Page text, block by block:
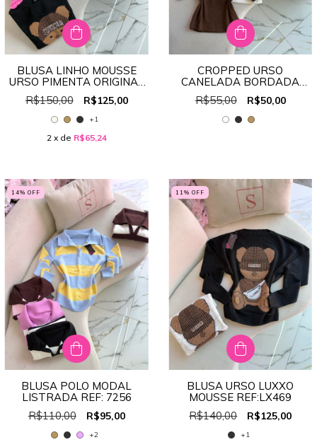
BLUSA LINHO MOUSSE
URSO PIMENTA ORIGINAL
REF:PM096
R$150,00 R$125,00
+1
2 x de R$65,24
CROPPED URSO
CANELADA BORDADA
REF:4308
R$55,00 R$50,00
14% OFF
BLUSA POLO MODAL
LISTRADA REF: 7256
R$110,00
R$95,00
+2
11 % OFF
BLUSA URSO LUXXO
MOUSSE REF:LX469
R$140,00
R$125,00
+1